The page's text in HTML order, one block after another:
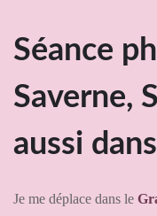
Séance
Saverne,
aussi
Je me déplace dans le